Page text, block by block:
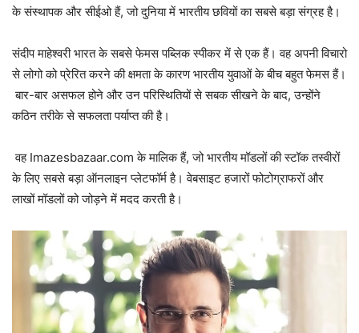
के संस्थापक और सीईओ हैं, जो दुनिया में भारतीय छवियों का सबसे बड़ा संग्रह है।
संदीप माहेश्वरी भारत के सबसे फेमस पब्लिक स्पीकर में से एक हैं। वह अपनी विचारो
से लोगो को प्रेरित करने की क्षमता के कारण भारतीय युवाओं के बीच बहुत फेमस हैं।
बार-बार असफल होने और उन परिस्थितियों से सबक सीखने के बाद, उन्होंने
कठिन तरीके से सफलता पर्याप्त की है।
वह Imazesbazaar.com के मालिक हैं, जो भारतीय मॉडलों की स्टॉक तस्वीरों
के लिए सबसे बड़ा ऑनलाइन प्लेटफॉर्म है। वेबसाइट हजारों फोटोग्राफरों और
लाखों मॉडलों को जोड़ने में मदद करती है।